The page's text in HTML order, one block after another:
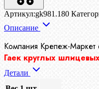
Артикул:gk981.180
Описание
Компания Крепеж-Маркет
Гаек круглых
Детали